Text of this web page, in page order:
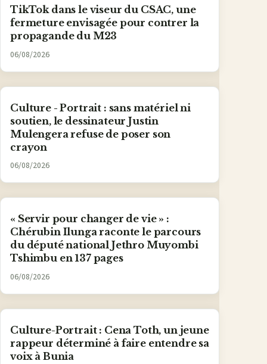
TikTok dans le viseur du CSAC, une
fermeture envisagée pour contrer la
propagande du M23
06/08/2026
Culture - Portrait : sans matériel ni
soutien, le dessinateur Justin
Mulengera refuse de poser son
crayon
06/08/2026
« Servir pour changer de vie » :
Chérubin Ilunga raconte le parcours
du député national Jethro Muyombi
Tshimbu en 137 pages
06/08/2026
Culture-Portrait : Cena Toth, un jeune
rappeur déterminé à faire entendre sa
voix à Bunia